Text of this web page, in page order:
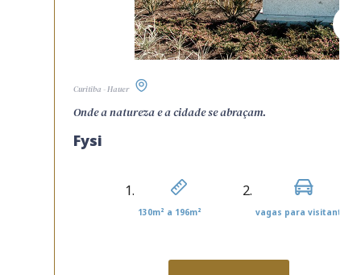
Curitiba - Hauer
Onde a natureza e a cidade se abraçam.
Fysi
130m² a 196m² vagas para visitantes